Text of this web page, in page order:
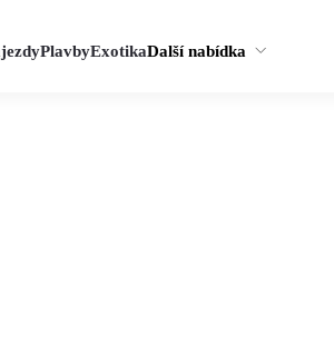
PlavbyExotikaDalší nabídka